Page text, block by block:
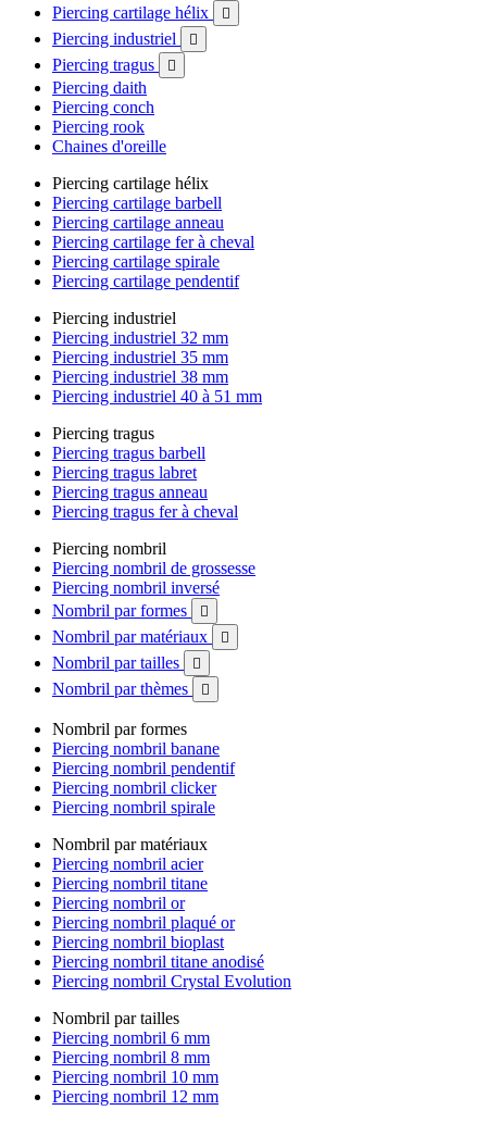
Piercing cartilage hélix

Piercing industriel 
Piercing tragus 
Piercing daith
Piercing conch
Piercing rook
Chaines d'oreille
Piercing cartilage hélix
Piercing cartilage barbell
Piercing cartilage anneau
Piercing cartilage fer à cheval
Piercing cartilage spirale
Piercing cartilage pendentif
Piercing industriel
Piercing industriel 32 mm
Piercing industriel 35 mm
Piercing industriel 38 mm
Piercing industriel 40 à 51 mm
Piercing tragus
Piercing tragus barbell
Piercing tragus labret
Piercing tragus anneau
Piercing tragus fer à cheval
Piercing nombril
Piercing nombril de grossesse
Piercing nombril inversé
Nombril par formes

Nombril par matériaux 
Nombril par tailles 
Nombril par thèmes 
Nombril par formes
Piercing nombril banane
Piercing nombril pendentif
Piercing nombril clicker
Piercing nombril spirale
Nombril par matériaux
Piercing nombril acier
Piercing nombril titane
Piercing nombril or
Piercing nombril plaqué or
Piercing nombril bioplast
Piercing nombril titane anodisé
Piercing nombril Crystal Evolution
Nombril par tailles
Piercing nombril 6 mm
Piercing nombril 8 mm
Piercing nombril 10 mm
Piercing nombril 12 mm